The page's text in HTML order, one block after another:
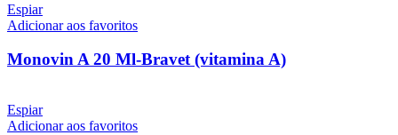
Espiar
Adicionar aos favoritos
Monovin A 20 Ml-Bravet (vitamina A)
Espiar
Adicionar aos favoritos